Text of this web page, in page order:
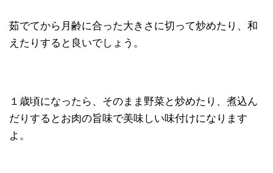
茹でてから月齢に合った大きさに切って炒めたり、和
えたりすると良いでしょう。
１歳頃になったら、そのまま野菜と炒めたり、煮込ん
だりするとお肉の旨味で美味しい味付けになります
よ。